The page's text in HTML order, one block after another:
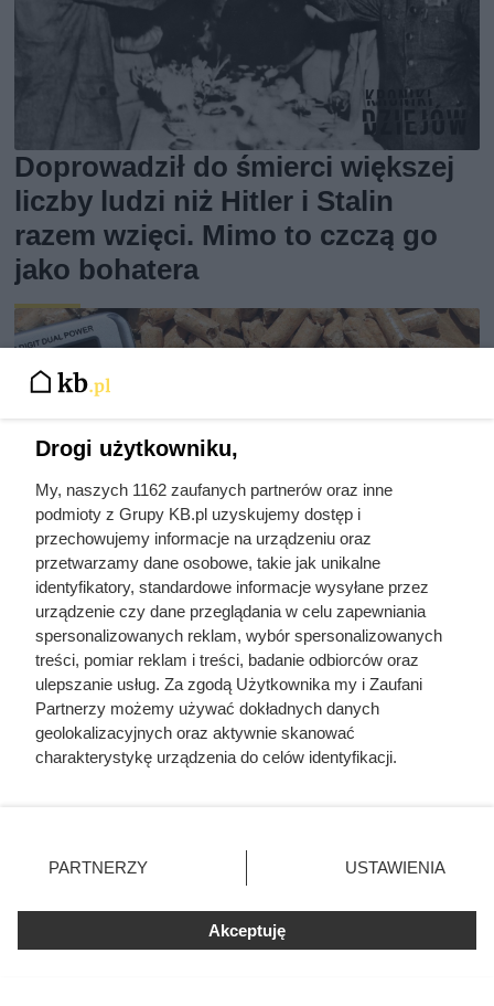
Doprowadził do śmierci większej
liczby ludzi niż Hitler i Stalin
razem wzięci. Mimo to czczą go
jako bohatera
Na ile naprawdę wystarcza tona
pelletu? Prosty przelicznik dla
domu 140 m²
Drogi użytkowniku,
My, naszych 1162 zaufanych partnerów oraz inne
podmioty z Grupy KB.pl uzyskujemy dostęp i
przechowujemy informacje na urządzeniu oraz
przetwarzamy dane osobowe, takie jak unikalne
identyfikatory, standardowe informacje wysyłane przez
urządzenie czy dane przeglądania w celu zapewniania
spersonalizowanych reklam, wybór spersonalizowanych
treści, pomiar reklam i treści, badanie odbiorców oraz
ulepszanie usług. Za zgodą Użytkownika my i Zaufani
Partnerzy możemy używać dokładnych danych
geolokalizacyjnych oraz aktywnie skanować
charakterystykę urządzenia do celów identyfikacji.
zmienić/wycofać klikając przycisk ustawień prywatności
znajdujący się w lewym dolnym rogu strony. Niektóre
użytkownika, ale masz prawo sprzeciwić się takiemu
przetwarzaniu. Preferencje będą miały zastosowania tylko
PARTNERZY USTAWIENIA
Akceptuję